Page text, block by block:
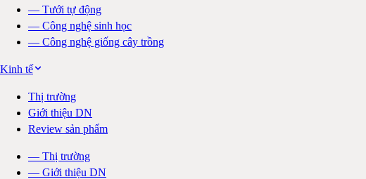
— Tưới tự động
— Công nghệ sinh học
— Công nghệ giống cây trồng
Kinh tế
Thị trường
Giới thiệu DN
Review sản phẩm
— Thị trường
— Giới thiệu DN